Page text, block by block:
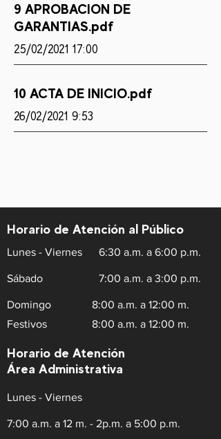
9 APROBACION DE
GARANTIAS.pdf
25/02/2021 17:00
10 ACTA DE INICIO.pdf
26/02/2021 9:53
Horario de Atención al Público
Lunes - Viernes 6:30 a.m. a 6:00 p.m.
Sábado 7:00 a.m. a 3:00 p.m.
Domingo
Festivos
8:00 a.m. a 12:00 m.
8:00 a.m. a 12:00 m.
Horario de Atención
Área Administrativa
Lunes - Viernes
7:00 a.m. a 12 m. - 2p.m. a 5:00 p.m.